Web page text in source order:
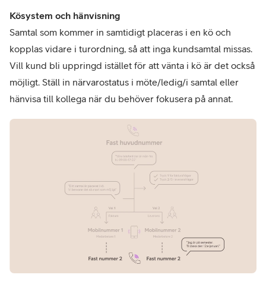
Kösystem och hänvisning
Samtal som kommer in samtidigt placeras i en kö och
kopplas vidare i turordning, så att inga kundsamtal missas.
Vill kund bli uppringd istället för att vänta i kö är det också
möjligt. Ställ in närvarostatus i möte/ledig/i samtal eller
hänvisa till kollega när du behöver fokusera på annat.